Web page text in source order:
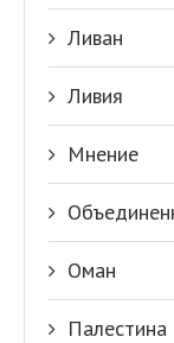
Ливан
Ливия
Мнение
Оман
Палестина